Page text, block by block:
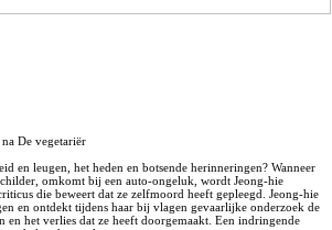
De vegetariër
en leugen, het heden en botsende herinneringen? Wanneer
omkomt bij een auto-ongeluk, wordt Jeong-hie
die beweert dat ze zelfmoord heeft gepleegd. Jeong-hie
en ontdekt tijdens haar bij vlagen gevaarlijke onderzoek de
en het verlies dat ze heeft doorgemaakt. Een indringende